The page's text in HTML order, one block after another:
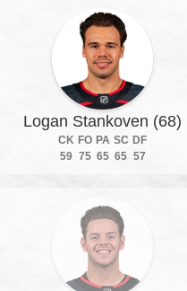
Logan Stankoven (68)
CK FO PA SC DF
59 75 65 65 57